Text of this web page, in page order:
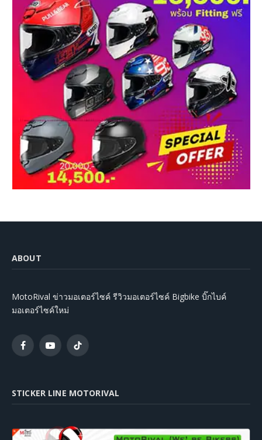
ABOUT
MotoRival ข่าวมอเตอร์ไซค์ รีวิวมอเตอร์ไซค์ Bigbike บิ๊กไบค์
มอเตอร์ไซค์ใหม่
FacebookYouTubeTikTok
STICKER LINE MOTORIVAL